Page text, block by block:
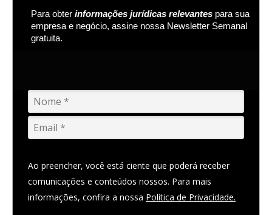
Para obter informações jurídicas relevantes para sua
empresa e negócio, assine nossa Newsletter Semanal
gratuita.
Ao preencher, você está ciente que poderá receber
comunicações e conteúdos nossos. Para mais
informações, confira a nossa Política de Privacidade.